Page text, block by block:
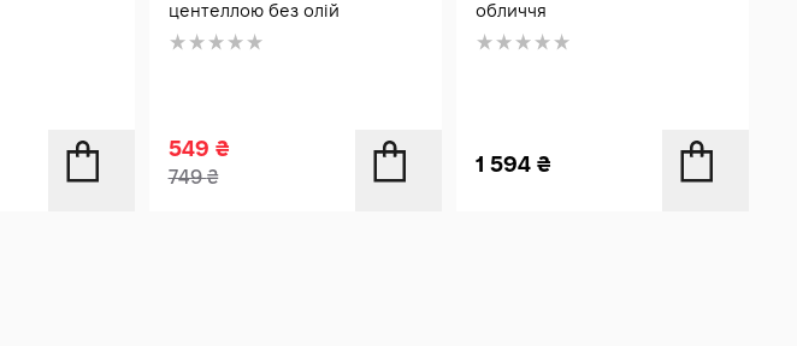
центеллою без олій
549 ₴
749₴
обличчя
1 594 ₴